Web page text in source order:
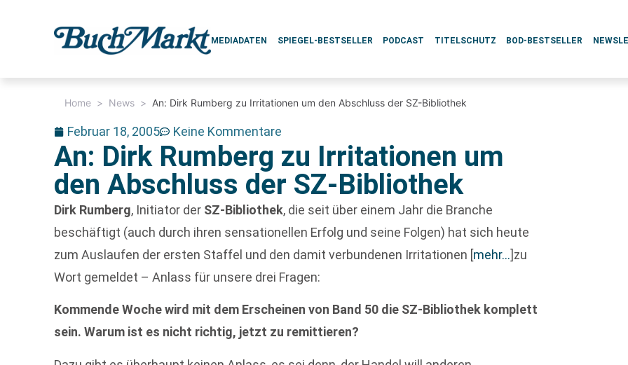
MEDIADATEN SPIEGEL-BESTSELLER PODCAST TITELSCHUTZ BOD-BESTSELLER
Home > News > An: Dirk Rumberg zu Irritationen um den Abschluss der SZ-Bibliothek
Februar 18, 2005 Keine Kommentare
An: Dirk Rumberg zu Irritationen um
den Abschluss der SZ-Bibliothek
Dirk Rumberg, Initiator der SZ-Bibliothek, die seit über einem Jahr die Branche
beschäftigt (auch durch ihren sensationellen Erfolg und seine Folgen) hat sich heute
zum Auslaufen der ersten Staffel und den damit verbundenen Irritationen [mehr…]zu
Wort gemeldet – Anlass für unsere drei Fragen:
Kommende Woche wird mit dem Erscheinen von Band 50 die SZ-Bibliothek komplett
sein. Warum ist es nicht richtig, jetzt zu remittieren?